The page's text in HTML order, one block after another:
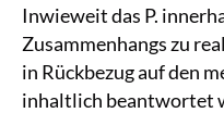
Inwieweit das P.
Zusammenhangs zu
in Rückbezug auf den
inhaltlich beantwortet